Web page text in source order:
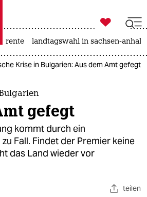
taz zahl ich
zahl ich

taz zahl ich
rente landtagswahl in sachsen-anhalt
Krise in Bulgarien: Aus dem Amt gefegt
gefegt
kommt durch ein
Fall. Findet der Premier keine
das Land wieder vor
teilen